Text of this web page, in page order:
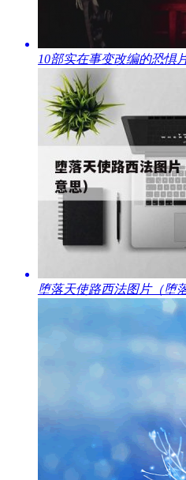
​10部实在事变改编的恐惧
堕落天使路西法图片（堕